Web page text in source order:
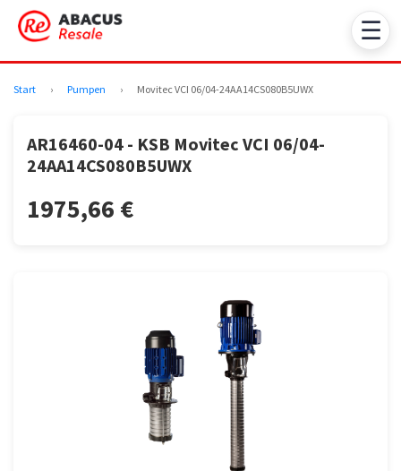
☰
Start › Pumpen › Movitec VCI 06/04-24AA14CS080B5UWX
AR16460-04 - KSB Movitec VCI 06/04-
24AA14CS080B5UWX
1975,66 €